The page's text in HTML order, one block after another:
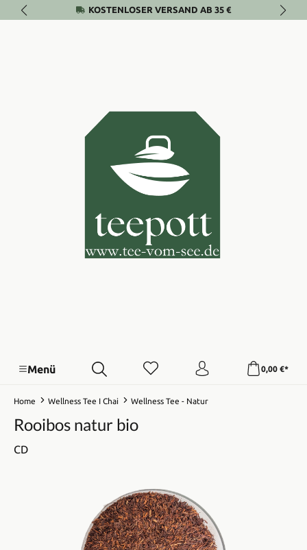
Zum Hauptinhalt springenKOSTENLOSER VERSAND AB 35 €
Menü 0,00 €*
Home Wellness Tee I Chai Wellness Tee - Natur
Rooibos natur bio
CD
Bildergalerie überspringen